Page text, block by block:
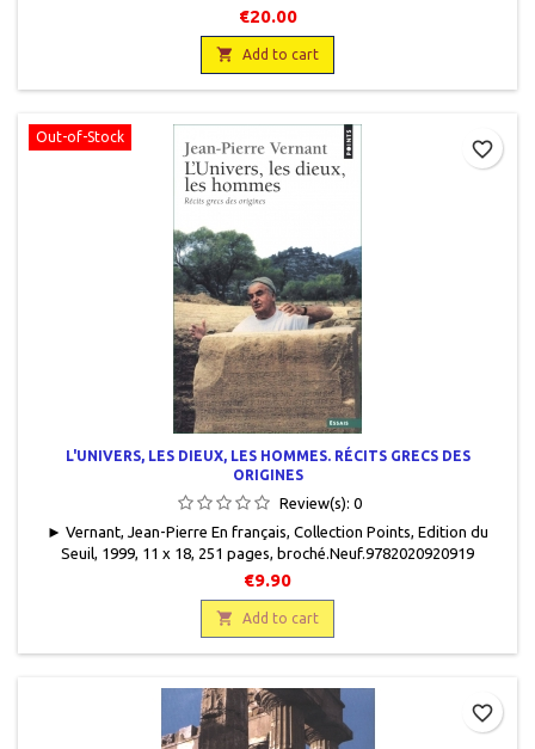
9782020237475.Bon état avec sa jaquette illustrée. Livre protégé par
€20.00
 Add to cart
Out-of-Stock
L'UNIVERS, LES DIEUX, LES HOMMES. RÉCITS GRECS DES
ORIGINES
Review(s): 0
► Vernant, Jean-Pierre En français, Collection Points, Edition du
Seuil, 1999, 11 x 18, 251 pages, broché.Neuf.9782020920919
€9.90
 Add to cart
favorite_border
favorite_border